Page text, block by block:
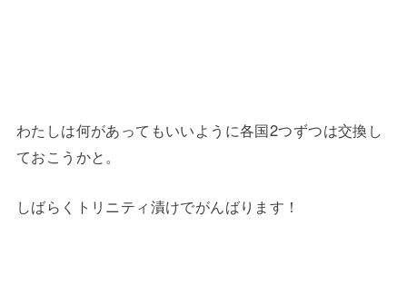
わたしは何があってもいいように各国2つずつは交換し
ておこうかと。
しばらくトリニティ漬けでがんばります！